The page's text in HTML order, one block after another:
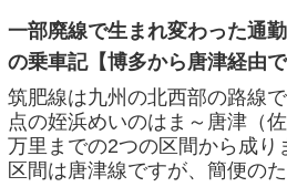
一部廃線で生まれ変わった通
の乗車記【博多から唐津経由で
筑肥線は九州の北西部の路線
点の姪浜めいのはま～唐津（
万里までの2つの区間から成り
区間は唐津線ですが、簡便の